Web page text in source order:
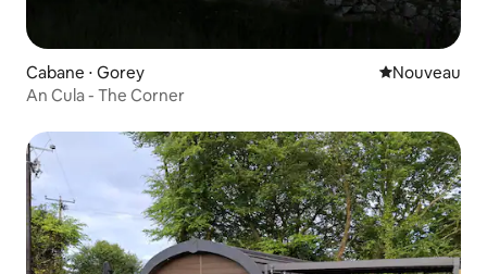
Cabane ⋅ Gorey Nouvel
Nouveau
An Cula - The Corner